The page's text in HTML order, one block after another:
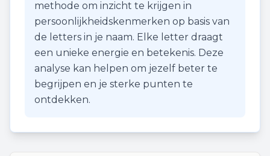
methode om inzicht te krijgen in
persoonlijkheidskenmerken op basis van
de letters in je naam. Elke letter draagt
een unieke energie en betekenis. Deze
analyse kan helpen om jezelf beter te
begrijpen en je sterke punten te
ontdekken.